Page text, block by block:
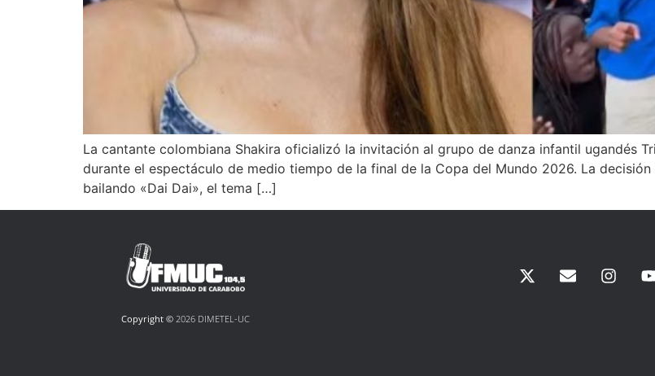
La cantante colombiana Shakira oficializó la invitación al grupo de danza infantil ugandés
durante el espectáculo de medio tiempo de la final de la Copa del Mundo 2026. La
bailando «Dai Dai», el tema […]
Copyright ©2026 DIMETEL-UC